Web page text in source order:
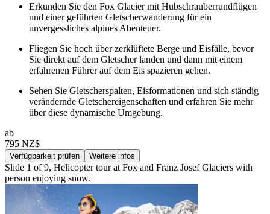
Erkunden Sie den Fox Glacier mit Hubschrauberrundflügen
und einer geführten Gletscherwanderung für ein
unvergessliches alpines Abenteuer.
Fliegen Sie hoch über zerklüftete Berge und Eisfälle, bevor
Sie direkt auf dem Gletscher landen und dann mit einem
erfahrenen Führer auf dem Eis spazieren gehen.
Sehen Sie Gletscherspalten, Eisformationen und sich ständig
verändernde Gletschereigenschaften und erfahren Sie mehr
über diese dynamische Umgebung.
ab
795 NZ$
Verfügbarkeit prüfen Weitere infos
Slide 1 of 9, Helicopter tour at Fox and Franz Josef Glaciers with
person enjoying snow.